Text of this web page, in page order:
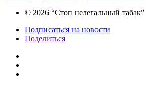
© 2026 “Стоп нелегальный табак”
Подписаться на новости
Поделиться